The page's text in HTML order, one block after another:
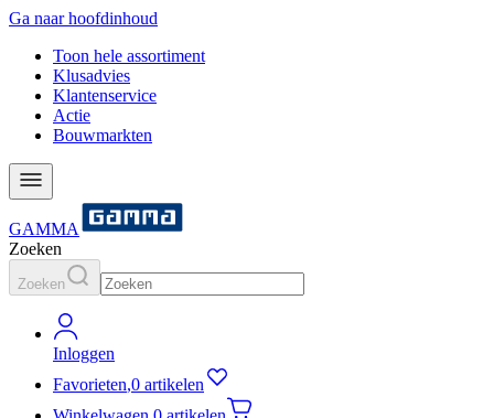
Ga naar hoofdinhoud
Toon hele assortiment
Klusadvies
Klantenservice
Actie
Bouwmarkten
GAMMA
Zoeken
Zoeken
Inloggen
Favorieten,0 artikelen